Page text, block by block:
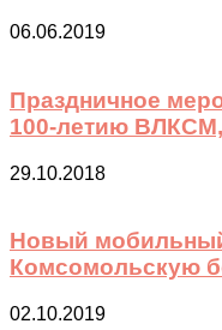
06.06.2019
Праздничное
100-летию
29.10.2018
Новый
Комсомольскую
02.10.2019